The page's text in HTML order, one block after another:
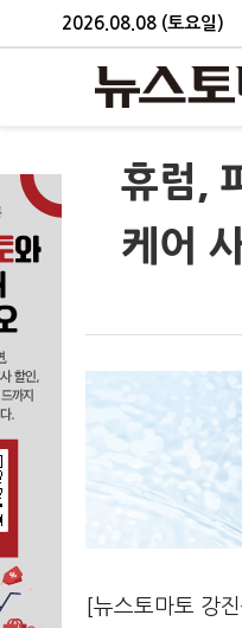
2026.08.08 (토요일)
휴럼,
케어
[뉴스토마토 강